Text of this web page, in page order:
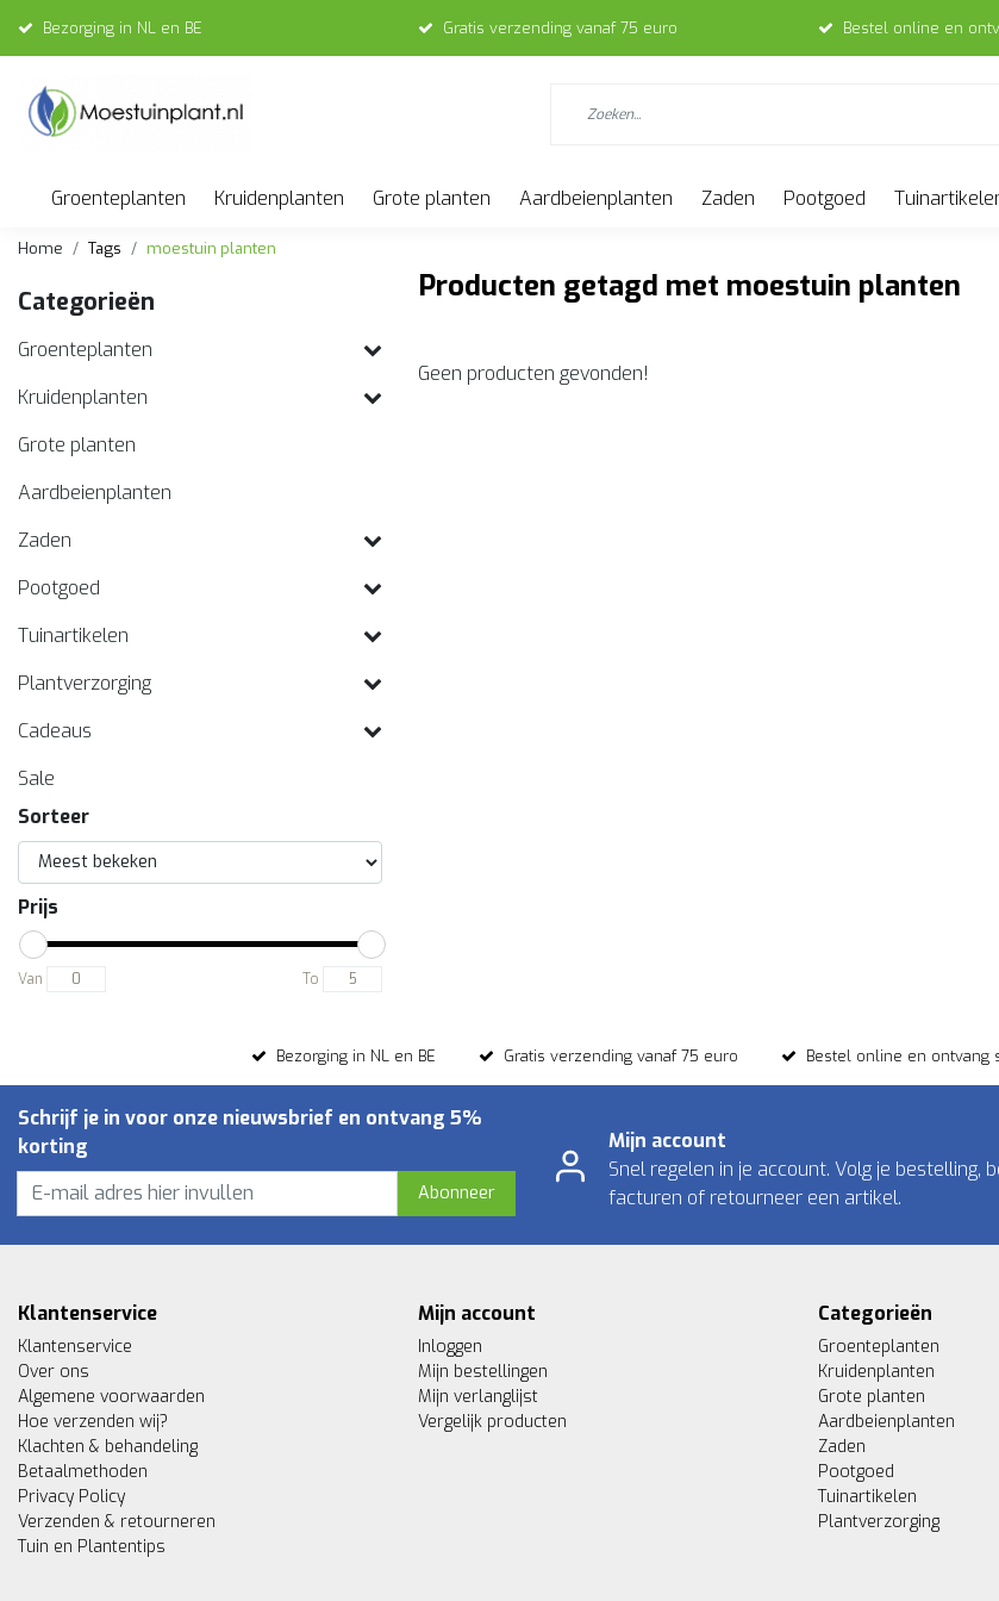
Bezorging in NL en BE Gratis verzending vanaf 75 euro Bestel online en
Groenteplanten Kruidenplanten Grote planten Aardbeienplanten Zaden Pootgoed
Home Tags moestuin planten
Categorieën
Groenteplanten
Kruidenplanten
Grote planten
Aardbeienplanten
Zaden
Pootgoed
Tuinartikelen
Plantverzorging
Cadeaus
Sale
Sorteer
Prijs
Van To
Producten getagd met moestuin planten
Geen producten gevonden!
Bezorging in NL en BE Gratis verzending vanaf 75 euro Bestel online en ontvang
Schrijf je in voor onze nieuwsbrief en ontvang 5%
korting
Abonneer
Mijn account
Snel regelen in je account. Volg je bestelling,
facturen of retourneer een artikel.
Klantenservice
Klantenservice
Over ons
Algemene voorwaarden
Hoe verzenden wij?
Klachten & behandeling
Betaalmethoden
Privacy Policy
Verzenden & retourneren
Tuin en Plantentips
Mijn account
Inloggen
Mijn bestellingen
Mijn verlanglijst
Vergelijk producten
Categorieën
Groenteplanten
Kruidenplanten
Grote planten
Aardbeienplanten
Zaden
Pootgoed
Tuinartikelen
Plantverzorging